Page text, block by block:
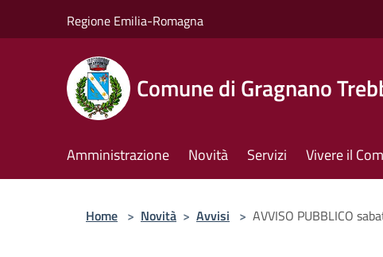
Regione Emilia-Romagna
Comune di Gragnano
Amministrazione Novità Servizi Vivere il
Home > Novità > Avvisi > AVVISO PUBBLICO